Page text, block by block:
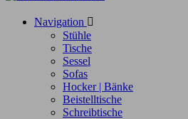
Navigation 
Stühle
Tische
Sessel
Sofas
Hocker | Bänke
Beistelltische
Schreibtische